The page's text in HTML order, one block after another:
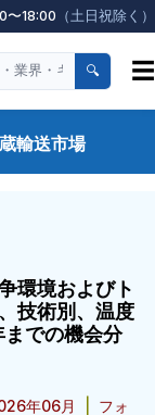
〜18:00 （土日祝除く）
🔍 ☰
輸送市場
環境およびト
技術別、温度
での機会分
年06月
フォ